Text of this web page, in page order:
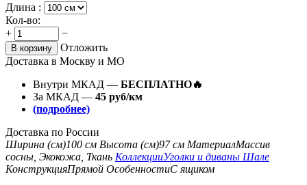
Длина :
Кол-во:
+
−
В корзину
Отложить
Доставка в Москву и МО
Внутри МКАД — БЕСПЛАТНО🔥
За МКАД — 45 руб/км
(подробнее)
Доставка по России
Ширина (см)100 см Высота (см)97 см МатериалМассив
сосны, Экокожа, Ткань КоллекцииУголки и диваны Шале
КонструкцияПрямой ОсобенностиС ящиком